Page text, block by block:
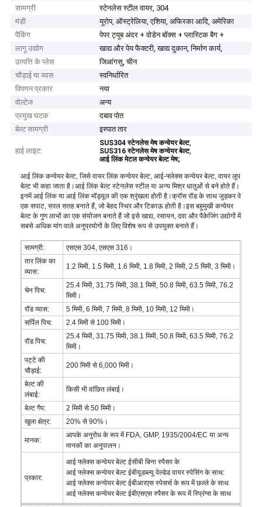
सामग्री
स्टेनलेस स्टील वायर, 304
मंडी
यूरोप, ऑस्ट्रेलिया, एशिया, अफिरका आदि, अमेरिका
पैकिंग
पेपर ट्यूब अंदर + वोडेन बॉक्स + प्लास्टिक बैग +
लागू उद्योग
खाद्य और पेय फैक्टरी, खाद्य दुकान, निर्माण कार्य,
उत्पत्ति के प्लेस
जिआंगसु, चीन
चौड़ाई या व्यास
स्वनिर्धारित
विपणन प्रकार
नया
वोल्टेज
अन्य
प्रमुख घटक
दबाव पोत
बेल्ट सामग्री
इस्पात तार
हाई लाइट:
SUS304 स्टेनलेस मेष कन्वेयर बेल्ट,
SUS316 स्टेनलेस मेष कन्वेयर बेल्ट,
आई लिंक मेटल कन्वेयर बेल्ट मेष;
आई लिंक कन्वेयर बेल्ट, जिसे वायर लिंक कन्वेयर बेल्ट, आई-फ्लेक्स कन्वेयर बेल्ट, वायर लूप
बेल्ट भी कहा जाता है।आई लिंक बेल्ट स्टेनलेस स्टील या अन्य मिश्र धातुओं से बने होते हैं।
इनमें आई लिंक या आई लिंक मॉड्यूल की एक श्रृंखला होती है।क्रॉस रॉड के साथ जुड़कर वे
एक सपाट, सरल सतह बनाते हैं, जो बेहद स्थिर और टिकाऊ होती है।इस बहुमुखी कन्वेयर
बेल्ट के गुण लाभों का एक संयोजन बनाते हैं जो इसे खाद्य, रसायन, दवा और पैकेजिंग उद्योगों में
सबसे अधिक मांग वाले अनुप्रयोगों के लिए विशेष रूप से उपयुक्त बनाते हैं।
सामग्री:
एसएस 304, एसएस 316।
तार लिंक का
व्यास:
1.2 मिमी, 1.5 मिमी, 1.6 मिमी, 1.8 मिमी, 2 मिमी, 2.5 मिमी, 3 मिमी।
चेन पिच:
25.4 मिमी, 31.75 मिमी, 38.1 मिमी, 50.8 मिमी, 63.5 मिमी, 76.2
मिमी।
रॉड व्यास:
5 मिमी, 6 मिमी, 7 मिमी, 8 मिमी, 10 मिमी, 12 मिमी।
सर्पिल पिच:
2.4 मिमी से 100 मिमी।
रॉड पिच:
25.4 मिमी, 31.75 मिमी, 38.1 मिमी, 50.8 मिमी, 63.5 मिमी, 76.2
मिमी।
पट्टे की
चौड़ाई:
200 मिमी से 6,000 मिमी।
बेल्ट की
लंबाई:
किसी भी वांछित लंबाई।
बेल्ट गैप:
2 मिमी से 50 मिमी।
खुला क्षेत्र:
20% से 90%।
मानक:
आपके अनुरोध के रूप में FDA, GMP, 1935/2004/EC या अन्य
मानकों का अनुपालन।
प्रकार:
आई फ्लेक्स कन्वेयर बेल्ट ईसीबी बिना स्पैसर के
आई फ्लेक्स कन्वेयर बेल्ट ईबीयूडब्ल्यू वेल्डेड वायर स्पेसिंग के साथ:
आई फ्लेक्स कन्वेयर बेल्ट ईबीआरएस स्पेसर्स के रूप में छल्ले के साथ
आई फ्लेक्स कन्वेयर बेल्ट ईबीएसएस स्पैसर के रूप में स्प्रिंग्स के साथ